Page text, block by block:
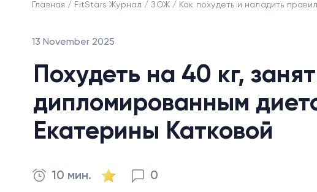
Главная FitStars Журнал ЗОЖ Как похудеть и наладить
13 November 2025
Похудеть на 40 кг,
дипломированным
Екатерины Катковой
10 мин. 0